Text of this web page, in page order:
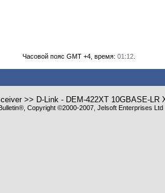
Часовой пояс GMT +4, время: 01:12.
>> D-Link - DEM-422XT 10GBASE-
Copyright ©2000-2007, Jelsoft Enterprises Ltd